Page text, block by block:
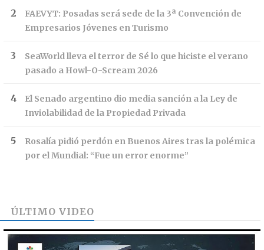
FAEVYT: Posadas será sede de la 3ª Convención de
Empresarios Jóvenes en Turismo
SeaWorld lleva el terror de Sé lo que hiciste el verano
pasado a Howl-O-Scream 2026
El Senado argentino dio media sanción a la Ley de
Inviolabilidad de la Propiedad Privada
Rosalía pidió perdón en Buenos Aires tras la polémica
por el Mundial: “Fue un error enorme”
ÚLTIMO VIDEO